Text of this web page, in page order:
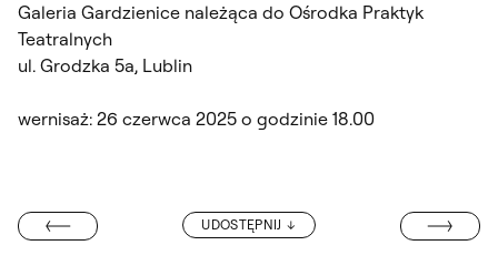
Galeria Gardzienice należąca do Ośrodka Praktyk
Teatralnych
ul. Grodzka 5a, Lublin
wernisaż: 26 czerwca 2025 o godzinie 18.00
UDOSTĘPNIJ